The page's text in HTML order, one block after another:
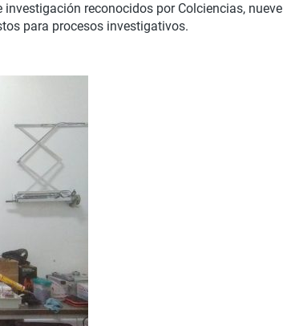
reconocidos por Colciencias, nueve
para procesos investigativos.